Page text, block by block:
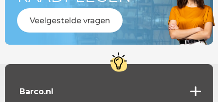
Veelgestelde vragen
Barco.nl